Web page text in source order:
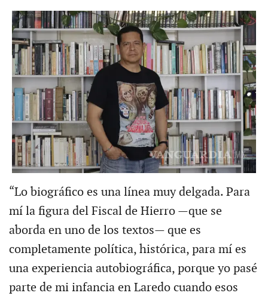
“Lo biográfico es una línea muy delgada. Para
mí la figura del Fiscal de Hierro —que se
aborda en uno de los textos— que es
completamente política, histórica, para mí es
una experiencia autobiográfica, porque yo pasé
parte de mi infancia en Laredo cuando esos